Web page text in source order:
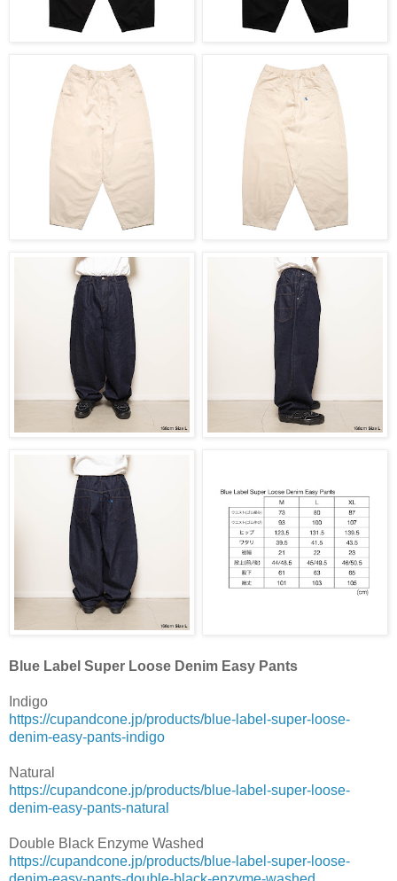
Blue Label Super Loose Denim Easy Pants
Indigo
https://cupandcone.jp/products/blue-label-super-loose-
denim-easy-pants-indigo
Natural
https://cupandcone.jp/products/blue-label-super-loose-
denim-easy-pants-natural
Double Black Enzyme Washed
https://cupandcone.jp/products/blue-label-super-loose-